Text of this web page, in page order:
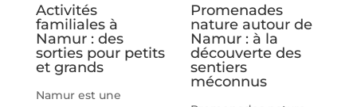
Activités
familiales à
Namur : des
sorties pour petits
et grands
Namur est une
Promenades
nature autour de
Namur : à la
découverte des
sentiers
méconnus